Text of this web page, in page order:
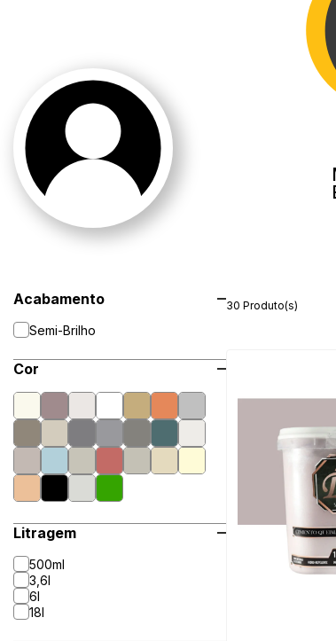
Acabamento
Semi-Brilho
Cor
Litragem
500ml
3,6l
6l
18l
30 Produto(s)